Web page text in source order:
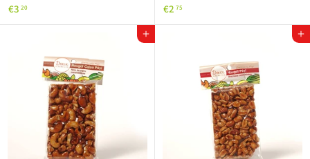
€3 20€
3
€2 75
2
Ajouter au panier Ajouter au panier